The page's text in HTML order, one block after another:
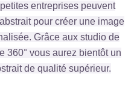
entreprises peuvent
pour créer une image
Grâce aux studio de
360° vous aurez bientôt un
de qualité supérieur.